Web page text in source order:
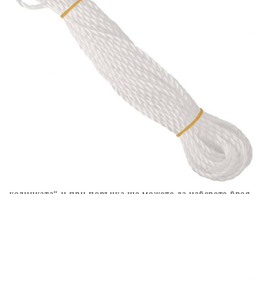
Купи на изплащане
Credit calculator
Балконски параван, HDPE, 75x500 см, антрацит и бяло
Please select credit institution
Цена на продукта:
€11.00
Extraction of information from credit institutions
Предоставената таблица е с информационна цел.
Добавете продукта в количката си с бутона "Добави в
количката" и при поръчка ще можете да изберете броя
Acest tabel are caracter informativ. Adăugați produsul în
coșul de cumpărături unde veți putea selecta detaliile
Предоставената таблица е с информационна цел.
Добавете продукта в количката си с бутона "Добави в
количката" и при поръчка ще можете да изберете броя